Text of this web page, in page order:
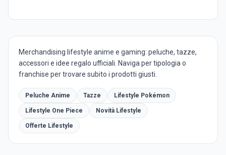
Merchandising lifestyle anime e gaming: peluche, tazze,
accessori e idee regalo ufficiali. Naviga per tipologia o
franchise per trovare subito i prodotti giusti.
Peluche Anime Tazze Lifestyle Pokémon
Lifestyle One Piece Novità Lifestyle
Offerte Lifestyle